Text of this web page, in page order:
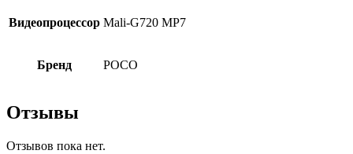
Видеопроцессор Mali-G720 MP7
Бренд POCO
Отзывы
Отзывов пока нет.